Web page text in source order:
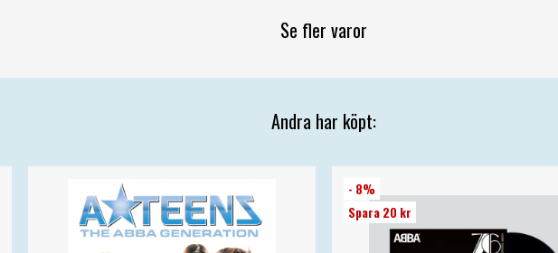
Se fler varor
Andra har köpt:
- 8%
Spara 20 kr